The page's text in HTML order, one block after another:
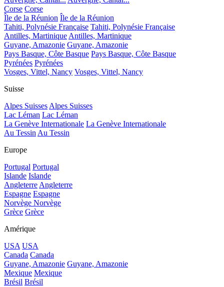
Corse Corse
Île de la Réunion Île de la Réunion
Tahiti, Polynésie Française Tahiti, Polynésie Française
Antilles, MartiniqueAntilles, Martinique
Guyane, Amazonie Guyane, Amazonie
Pays Basque, Côte Basque Pays Basque, Côte Basque
Pyrénées Pyrénées
Vosges, Vittel, Nancy Vosges, Vittel, Nancy
Suisse
Alpes SuissesAlpes Suisses
Lac Léman Lac Léman
La Genève Internationale La Genève Internationale
Au TessinAu Tessin
Europe
Portugal Portugal
Islande Islande
AngleterreAngleterre
Espagne Espagne
Norvège Norvège
Grèce Grèce
Amérique
USA USA
Canada Canada
Guyane, Amazonie Guyane, Amazonie
Mexique Mexique
Brésil Brésil